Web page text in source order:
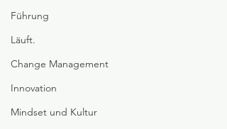
Führung
Läuft.
Change Management
Innovation
Mindset und Kultur